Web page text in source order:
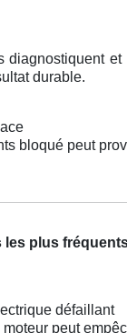
diagnostiquent
durable.
bloqué peut
les plus
défaillant
peut